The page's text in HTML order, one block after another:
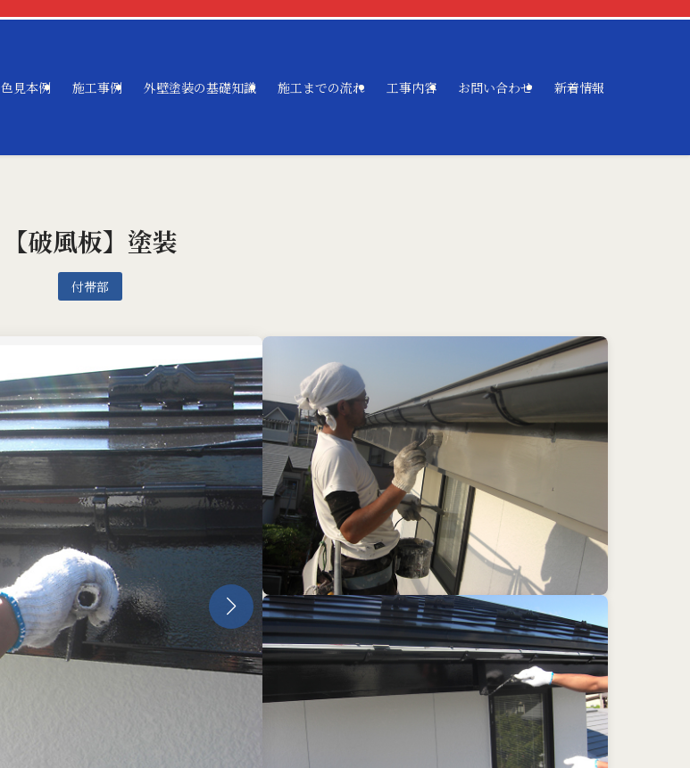
色見本例 施工事例 外壁塗装の基礎知識 施工までの流れ 工事内容 お問い合わせ 新着情報
【破風板】塗装
付帯部